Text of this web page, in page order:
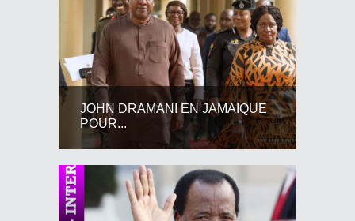
JOHN DRAMANI EN JAMAIQUE
POUR...